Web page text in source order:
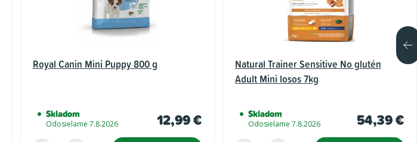
Royal Canin Mini Puppy 800 g
Skladom
Odosielame 7.8.2026 12,99 €
Natural Trainer Sensitive No glutén
Adult Mini losos 7kg
Skladom
Odosielame 7.8.2026 54,39 €